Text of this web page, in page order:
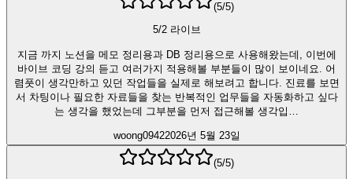
(5/5)
5/2 라이브
지금 까지 노션을 메모 정리용과 DB 정리용으로 사용해왔는데, 이번에
바이브 코딩 강의 듣고 여러가지 적용해볼 부분들이 많이 보이네요. 어
렴풋이 생각만하고 있던 작업들을 실제로 해보려고 합니다. 진료를 보면
서 차팅이나 필요한 자료들을 찾는 반복적인 업무들을 자동화하고 싶다
는 생각을 했었는데 그부분을 먼저 접근해볼 생각입…
woong09422026년 5월 23일
(5/5)